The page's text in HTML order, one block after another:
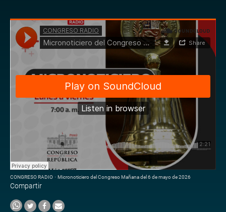
CONGRESO RADIO · Micronoticiero del Congreso Mañana del 6 de mayo de 2026
Compartir